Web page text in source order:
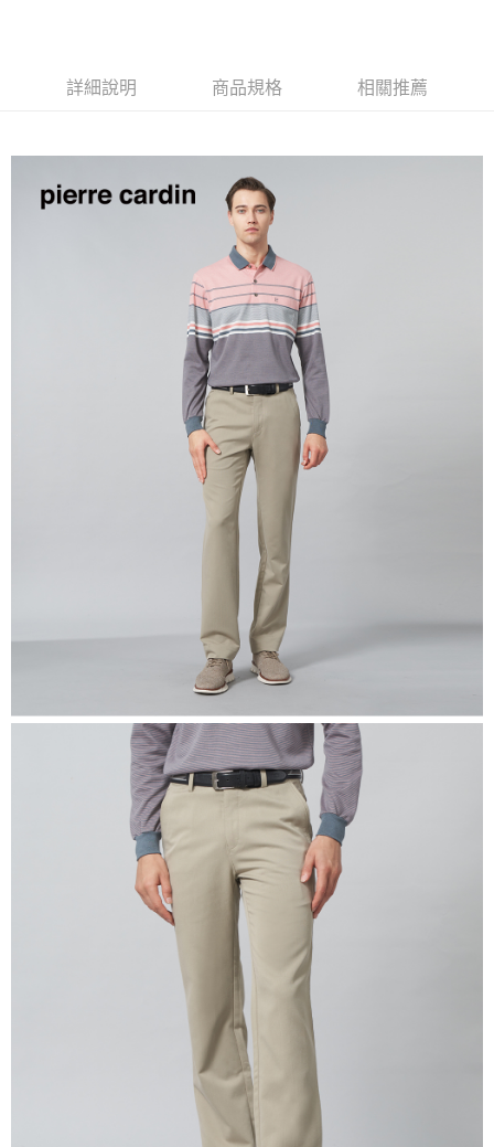
每筆NT$60，滿NT$1,200(含以上)免運費
每筆NT$60，滿NT$1,200(含以上)免運費
付款後萊爾富取貨
每筆NT$60，滿NT$1,200(含以上)免運費
每筆NT$60，滿NT$1,200(含以上)免運費
每筆NT$60，滿NT$1,200(含以上)免運費
每筆NT$80，滿NT$1,200(含以上)免運費
每筆NT$80，滿NT$1,200(含以上)免運費
詳細說明 商品規格 相關推薦